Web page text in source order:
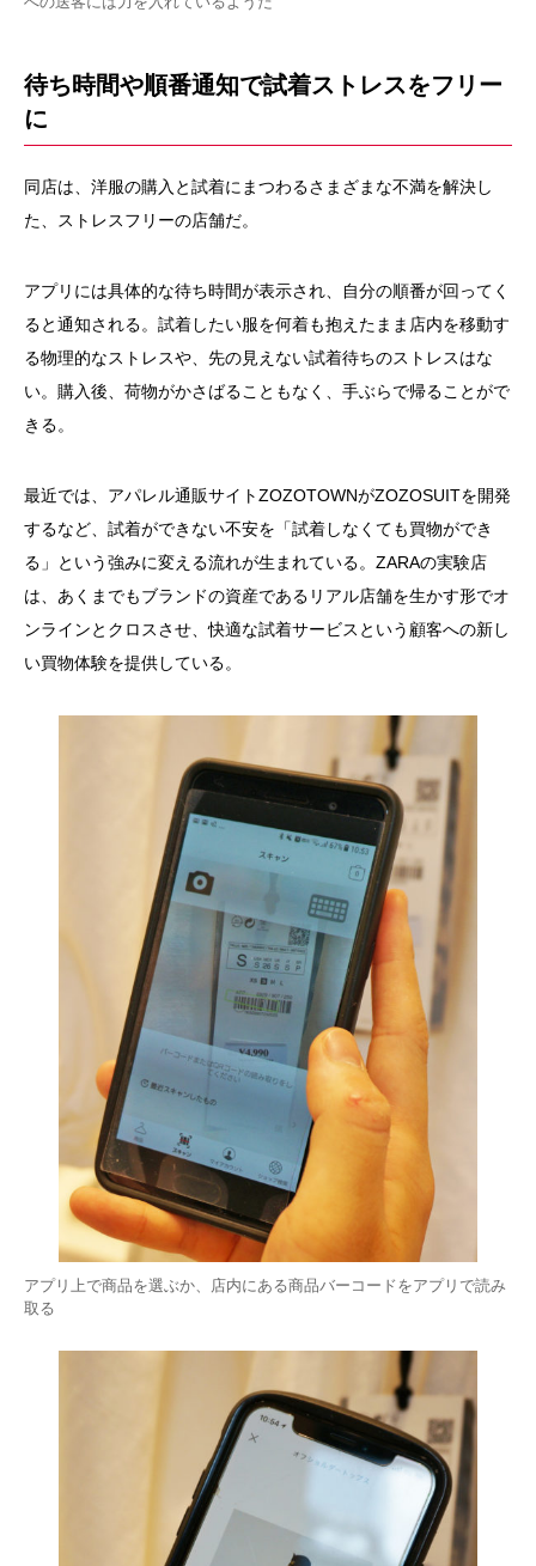
待ち時間や順番通知で試着ストレスをフリー
に
同店は、洋服の購入と試着にまつわるさまざまな不満を解決し
た、ストレスフリーの店舗だ。
アプリには具体的な待ち時間が表示され、自分の順番が回ってく
ると通知される。試着したい服を何着も抱えたまま店内を移動す
る物理的なストレスや、先の見えない試着待ちのストレスはな
い。購入後、荷物がかさばることもなく、手ぶらで帰ることがで
きる。
最近では、アパレル通販サイトZOZOTOWNがZOZOSUITを開発
するなど、試着ができない不安を「試着しなくても買物ができ
る」という強みに変える流れが生まれている。ZARAの実験店
は、あくまでもブランドの資産であるリアル店舗を生かす形でオ
ンラインとクロスさせ、快適な試着サービスという顧客への新し
い買物体験を提供している。
アプリ上で商品を選ぶか、店内にある商品バーコードをアプリで読み
取る